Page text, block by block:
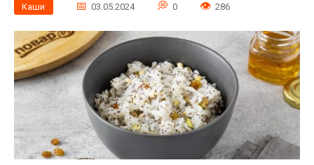
Каши 03.05.2024 0 286